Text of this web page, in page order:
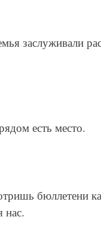
заслуживали
есть место.
бюллетени
нас.